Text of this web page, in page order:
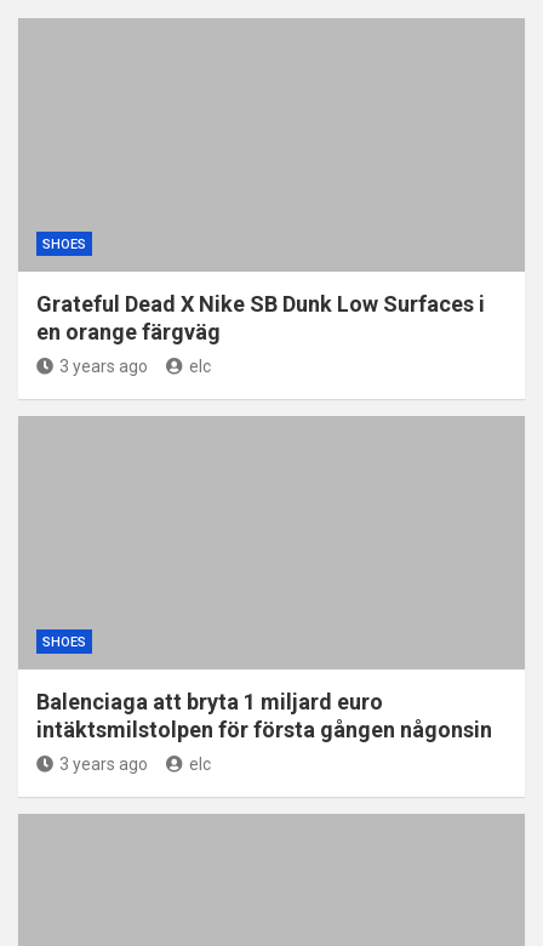
SHOES
Grateful Dead X Nike SB Dunk Low Surfaces i
en orange färgväg
3 years ago elc
SHOES
Balenciaga att bryta 1 miljard euro
intäktsmilstolpen för första gången någonsin
3 years ago elc